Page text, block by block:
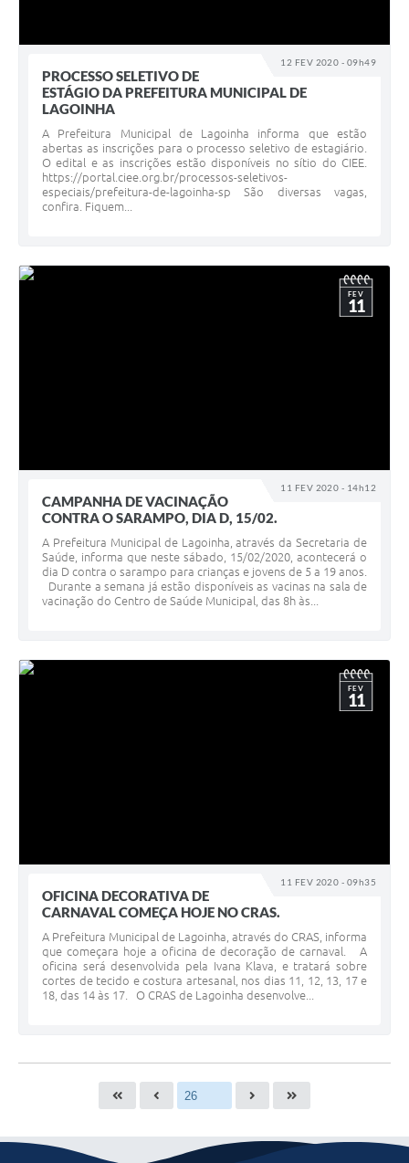
12 FEV 2020 - 09h49
PROCESSO SELETIVO DE
ESTÁGIO DA PREFEITURA MUNICIPAL DE
LAGOINHA
A Prefeitura Municipal de Lagoinha informa que estão
abertas as inscrições para o processo seletivo de estagiário.
O edital e as inscrições estão disponíveis no sítio do CIEE.
https://portal.ciee.org.br/processos-seletivos-
especiais/prefeitura-de-lagoinha-sp São diversas vagas,
confira. Fiquem...
11 FEV 2020 - 14h12
FEV
11
CAMPANHA DE VACINAÇÃO
CONTRA O SARAMPO, DIA D, 15/02.
A Prefeitura Municipal de Lagoinha, através da Secretaria de
Saúde, informa que neste sábado, 15/02/2020, acontecerá o
dia D contra o sarampo para crianças e jovens de 5 a 19 anos.
Durante a semana já estão disponíveis as vacinas na sala de
vacinação do Centro de Saúde Municipal, das 8h às...
11 FEV 2020 - 09h35
FEV
11
OFICINA DECORATIVA DE
CARNAVAL COMEÇA HOJE NO CRAS.
A Prefeitura Municipal de Lagoinha, através do CRAS, informa
que começara hoje a oficina de decoração de carnaval. A
oficina será desenvolvida pela Ivana Klava, e tratará sobre
cortes de tecido e costura artesanal, nos dias 11, 12, 13, 17 e
18, das 14 às 17. O CRAS de Lagoinha desenvolve...